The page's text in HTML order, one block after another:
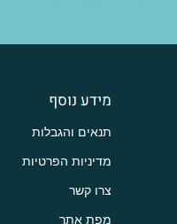
מידע נוסף
תנאים והגבלות
מדיניות הפרטיות
צרו קשר
מפת אתר